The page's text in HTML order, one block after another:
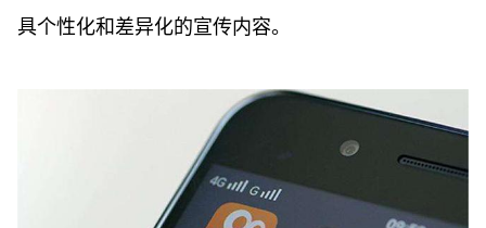
具个性化和差异化的宣传内容。